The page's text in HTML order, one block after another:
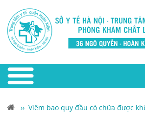
›› Viêm bao quy đầu có chữa được